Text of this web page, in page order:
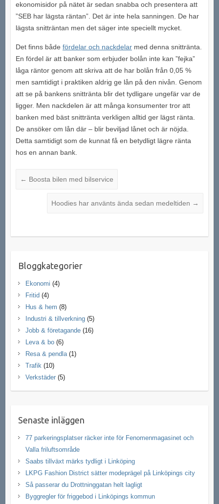
ekonomisidor på nätet är sedan snabba och presentera att
”SEB har lägsta räntan”. Det är inte hela sanningen. De har
lägsta snitträntan men det säger inte speciellt mycket.
Det finns både fördelar och nackdelarmed denna snittränta.
En fördel är att banker som erbjuder bolån inte kan ”fejka”
låga räntor genom att skriva att de har bolån från 0,05 %
men samtidigt i praktiken aldrig ge lån på den nivån. Genom
att se på bankens snittränta blir det tydligare ungefär var de
ligger. Men nackdelen är att många konsumenter tror att
banken med bäst snittränta verkligen alltid ger lägst ränta.
De ansöker om lån där – blir beviljad lånet och är nöjda.
Detta samtidigt som de kunnat få en betydligt lägre ränta
hos en annan bank.
← Boosta bilen med bilservice
Hoodies har använts ända sedan medeltiden →
Bloggkategorier
Ekonomi (4)
Fritid (4)
Hus & hem (8)
Industri & tillverkning(5)
Jobb & företagande(16)
Leva & bo(6)
Resa & pendla(1)
Trafik(10)
Verkstäder(5)
Senaste inläggen
77 parkeringsplatser räcker inte för Fenomenmagasinet och
Valla friluftsområde
Saabs tillväxt märks tydligt i Linköping
LKPG Fashion District sätter modeprägel på Linköpings city
Så passerar du Drottninggatan helt lagligt
Byggregler för friggebod i Linköpings kommun